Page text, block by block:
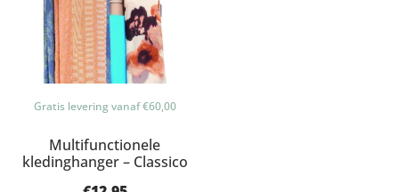
Gratis levering vanaf €60,00
Multifunctionele
kledinghanger – Classico